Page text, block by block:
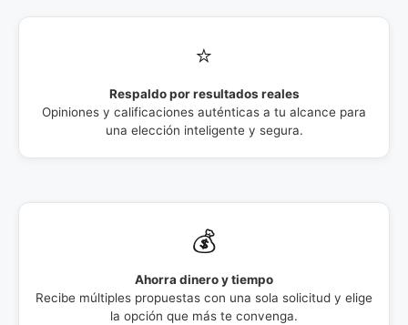
⭐
Respaldo por resultados reales
Opiniones y calificaciones auténticas a tu alcance para
una elección inteligente y segura.
💰
Ahorra dinero y tiempo
Recibe múltiples propuestas con una sola solicitud y elige
la opción que más te convenga.